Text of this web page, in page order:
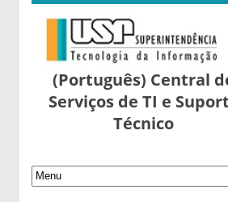
(Português) Central
Serviços de TI e
Técnico